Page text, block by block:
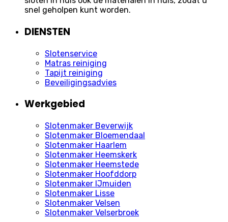
snel geholpen kunt worden.
DIENSTEN
Slotenservice
Matras reiniging
Tapijt reiniging
Beveiligingsadvies
Werkgebied
Slotenmaker Beverwijk
Slotenmaker Bloemendaal
Slotenmaker Haarlem
Slotenmaker Heemskerk
Slotenmaker Heemstede
Slotenmaker Hoofddorp
Slotenmaker IJmuiden
Slotenmaker Lisse
Slotenmaker Velsen
Slotenmaker Velserbroek